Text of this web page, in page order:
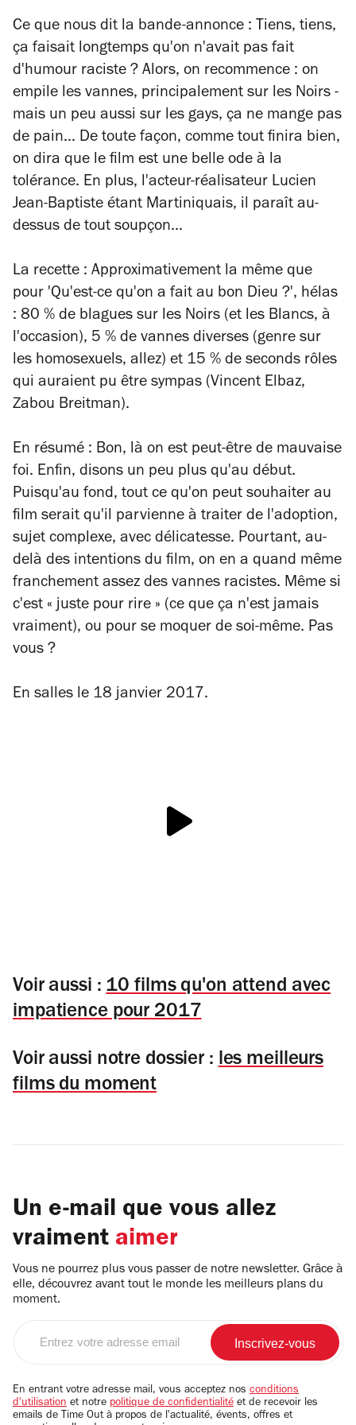
Ce que nous dit la bande-annonce : Tiens, tiens,
ça faisait longtemps qu'on n'avait pas fait
d'humour raciste ? Alors, on recommence : on
empile les vannes, principalement sur les Noirs -
mais un peu aussi sur les gays, ça ne mange pas
de pain... De toute façon, comme tout finira bien,
on dira que le film est une belle ode à la
tolérance. En plus, l'acteur-réalisateur Lucien
Jean-Baptiste étant Martiniquais, il paraît au-
dessus de tout soupçon...
La recette : Approximativement la même que
pour 'Qu'est-ce qu'on a fait au bon Dieu ?', hélas
: 80 % de blagues sur les Noirs (et les Blancs, à
l'occasion), 5 % de vannes diverses (genre sur
les homosexuels, allez) et 15 % de seconds rôles
qui auraient pu être sympas (Vincent Elbaz,
Zabou Breitman).
En résumé : Bon, là on est peut-être de mauvaise
foi. Enfin, disons un peu plus qu'au début.
Puisqu'au fond, tout ce qu'on peut souhaiter au
film serait qu'il parvienne à traiter de l'adoption,
sujet complexe, avec délicatesse. Pourtant, au-
delà des intentions du film, on en a quand même
franchement assez des vannes racistes. Même si
c'est « juste pour rire » (ce que ça n'est jamais
vraiment), ou pour se moquer de soi-même. Pas
vous ?
En salles le 18 janvier 2017.
Voir aussi : 10 films qu'on attend avec
impatience pour 2017
Voir aussi notre dossier : les meilleurs
films du moment
Un e-mail que vous allez
vraiment aimer
Vous ne pourrez plus vous passer de notre newsletter. Grâce à
elle, découvrez avant tout le monde les meilleurs plans du
moment.
email
En entrant votre adresse mail, vous acceptez nos conditions
d'utilisation et notre politique de confidentialité et de recevoir les
emails de Time Out à propos de l'actualité, évents, offres et